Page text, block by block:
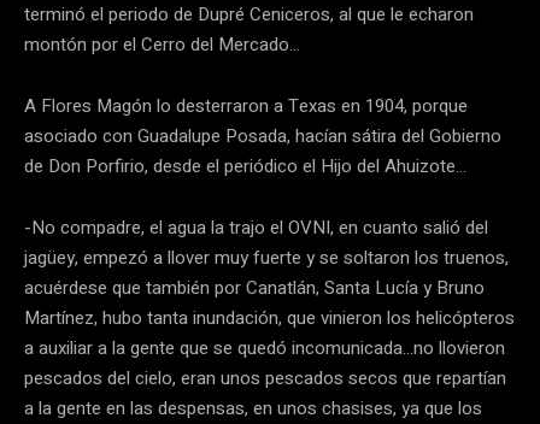
terminó el periodo de Dupré Ceniceros, al que le echaron
montón por el Cerro del Mercado…
A Flores Magón lo desterraron a Texas en 1904, porque
asociado con Guadalupe Posada, hacían sátira del Gobierno
de Don Porfirio, desde el periódico el Hijo del Ahuizote…
-No compadre, el agua la trajo el OVNI, en cuanto salió del
jagüey, empezó a llover muy fuerte y se soltaron los truenos,
acuérdese que también por Canatlán, Santa Lucía y Bruno
Martínez, hubo tanta inundación, que vinieron los helicópteros
a auxiliar a la gente que se quedó incomunicada…no llovieron
pescados del cielo, eran unos pescados secos que repartían
a la gente en las despensas, en unos chasises, ya que los